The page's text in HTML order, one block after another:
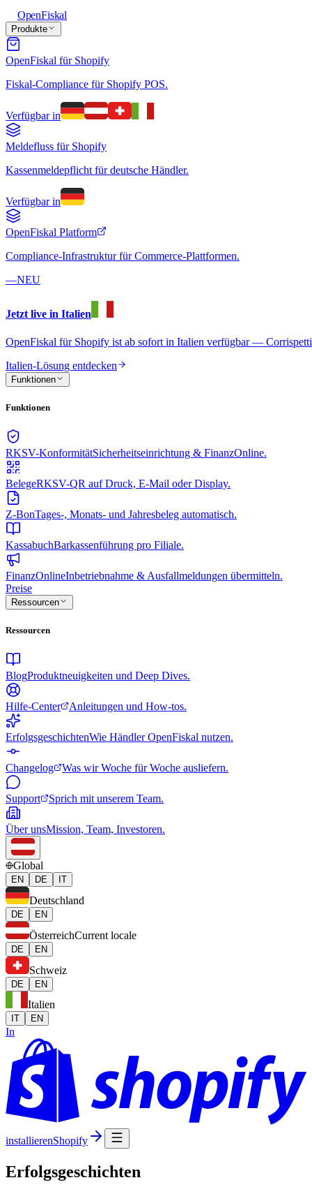
OpenFiskal
Produkte
OpenFiskal für Shopify
Fiskal-Compliance für Shopify POS.
Verfügbar in
Meldefluss für Shopify
Kassenmeldepflicht für deutsche Händler.
Verfügbar in
OpenFiskal Platform
Compliance-Infrastruktur für Commerce-Plattformen.
—NEU
Jetzt live in Italien
OpenFiskal für Shopify ist ab sofort in Italien verfügbar —
Italien-Lösung entdecken
Funktionen
Funktionen
RKSV-KonformitätSicherheitseinrichtung & FinanzOnline.
BelegeRKSV-QR auf Druck, E-Mail oder Display.
Z-BonTages-, Monats- und Jahresbeleg automatisch.
KassabuchBarkassenführung pro Filiale.
FinanzOnlineInbetriebnahme & Ausfallmeldungen übermitteln.
Preise
Ressourcen
Ressourcen
BlogProduktneuigkeiten und Deep Dives.
Hilfe-Center Anleitungen und How-tos.
ErfolgsgeschichtenWie Händler OpenFiskal nutzen.
Changelog Was wir Woche für Woche ausliefern.
Support Sprich mit unserem Team.
Über unsMission, Team, Investoren.
Global
EN DE IT
Deutschland
DE EN
ÖsterreichCurrent locale
DE EN
Schweiz
DE EN
Italien
IT EN
In
installierenShopify
Erfolgsgeschichten